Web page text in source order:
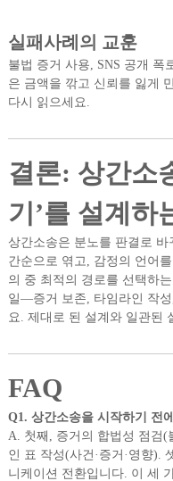
실패사례의 교훈
불법 증거 사용, SNS 공개 폭
은 금액을 깎고 신뢰를 잃게
다시 읽으세요.
결론: 상간소
기’를 설계하
상간소송은 분노를 판결로 바
간순으로 엮고, 감정의 언어
의 중 최적의 경로를 선택하
일—증거 보존, 타임라인 작
요. 제대로 된 설계와 일관된
FAQ
Q1. 상간소송을 시작하기 전
A. 첫째, 증거의 합법성 점검(
인 표 작성(사건·증거·영향).
니케이션 전환입니다. 이 세